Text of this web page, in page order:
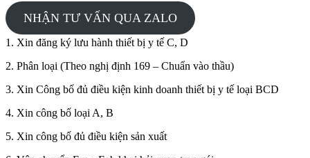
NHẬN TƯ VẤN QUA ZALO
1. Xin đăng ký lưu hành thiết bị y tế C, D
2. Phân loại (Theo nghị định 169 – Chuẩn vào thầu)
3. Xin Công bố đủ điều kiện kinh doanh thiết bị y tế loại BCD
4. Xin công bố loại A, B
5. Xin công bố đủ điều kiện sản xuất